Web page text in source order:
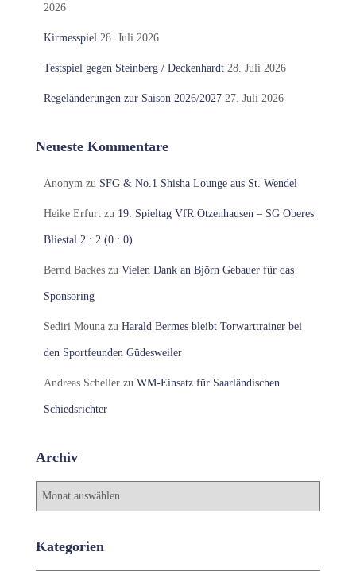
2026
Kirmesspiel 28. Juli 2026
Testspiel gegen Steinberg / Deckenhardt 28. Juli 2026
Regeländerungen zur Saison 2026/2027 27. Juli 2026
Neueste Kommentare
Anonym zu SFG & No.1 Shisha Lounge aus St. Wendel
Heike Erfurt zu 19. Spieltag VfR Otzenhausen – SG Oberes
Bliestal 2 : 2 (0 : 0)
Bernd Backes zu Vielen Dank an Björn Gebauer für das
Sponsoring
Sediri Mouna zu Harald Bermes bleibt Torwarttrainer bei
den Sportfeunden Güdesweiler
Andreas Scheller zu WM-Einsatz für Saarländischen
Schiedsrichter
Archiv
h
Kategorien